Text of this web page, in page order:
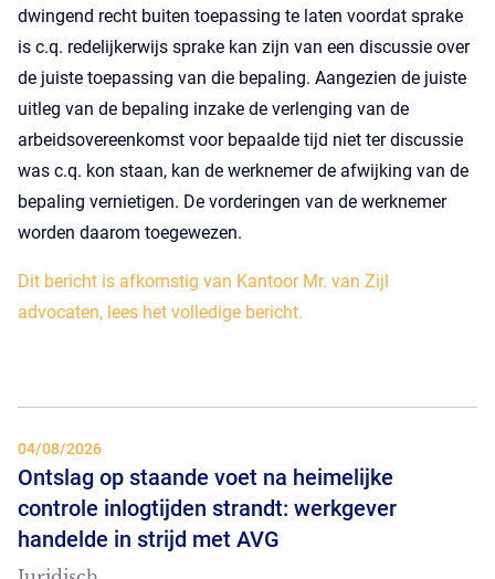
dwingend recht buiten toepassing te laten voordat sprake
is c.q. redelijkerwijs sprake kan zijn van een discussie over
de juiste toepassing van die bepaling. Aangezien de juiste
uitleg van de bepaling inzake de verlenging van de
arbeidsovereenkomst voor bepaalde tijd niet ter discussie
was c.q. kon staan, kan de werknemer de afwijking van de
bepaling vernietigen. De vorderingen van de werknemer
worden daarom toegewezen.
Dit bericht is afkomstig van Kantoor Mr. van Zijl
advocaten, lees het volledige bericht.
04/08/2026
Ontslag op staande voet na heimelijke
controle inlogtijden strandt: werkgever
handelde in strijd met AVG